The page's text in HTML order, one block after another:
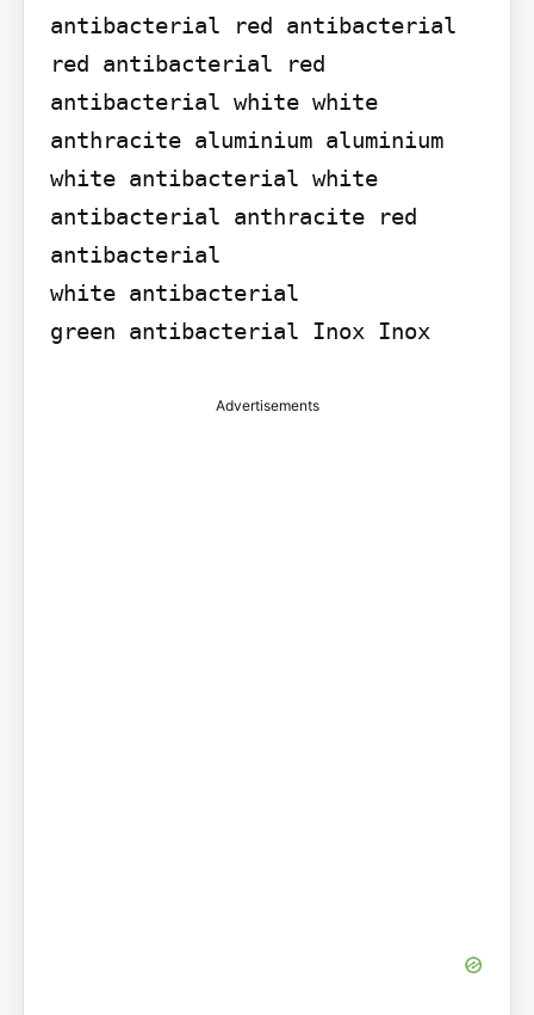
antibacterial red antibacterial
red antibacterial red
antibacterial white white
anthracite aluminium aluminium
white antibacterial white
antibacterial anthracite red
antibacterial
white antibacterial
green antibacterial Inox Inox
Advertisements